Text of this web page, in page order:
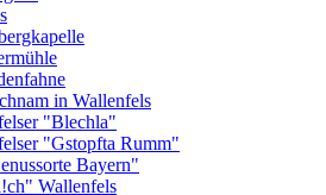
in Wallenfels
"Blechla"
"Gstopfta Rumm"
Bayern"
Wallenfels